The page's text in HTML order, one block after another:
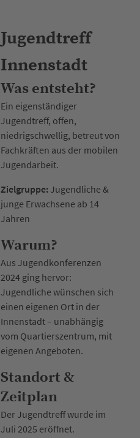
Jugendtreff
Innenstadt
Was entsteht?
Ein eigenständiger
Jugendtreff, offen,
niedrigschwellig, betreut von
Fachkräften aus der mobilen
Jugendarbeit.
Zielgruppe:Jugendliche &
junge Erwachsene ab 14
Jahren
Warum?
Aus Jugendkonferenzen
2024 ging hervor:
Jugendliche wünschen sich
einen eigenen Ort in der
Innenstadt – unabhängig
vom Quartierszentrum, mit
eigenen Angeboten.
Standort &
Zeitplan
Der Jugendtreff wurde im
Juli 2025 eröffnet.